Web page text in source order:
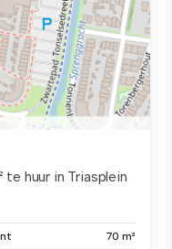
huur in Triasplein
70 m²